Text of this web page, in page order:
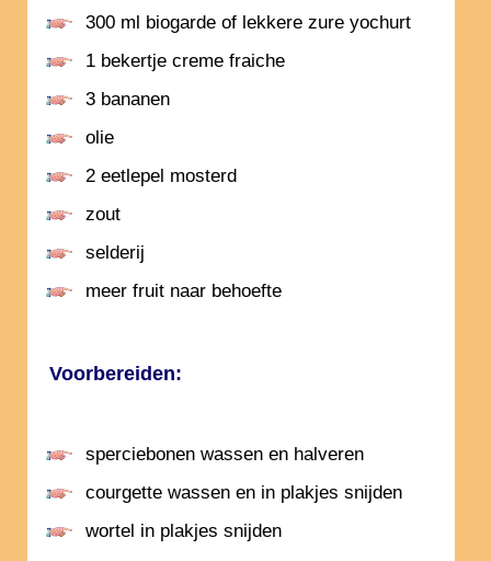
300 ml biogarde of lekkere zure yochurt
1 bekertje creme fraiche
3 bananen
olie
2 eetlepel mosterd
zout
selderij
meer fruit naar behoefte
Voorbereiden:
sperciebonen wassen en halveren
courgette wassen en in plakjes snijden
wortel in plakjes snijden